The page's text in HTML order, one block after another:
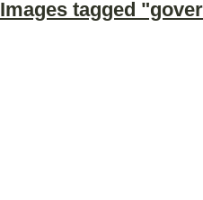
Images tagged